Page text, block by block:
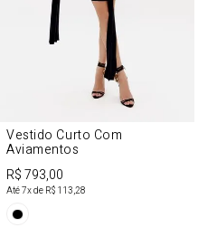
Vestido Curto Com
Aviamentos
R$ 793,00
Até7x de R$ 113,28